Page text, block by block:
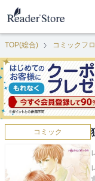
TOP(総合) コミックフ
コミック